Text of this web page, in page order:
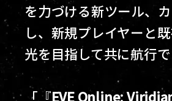
を力づける新ツール、
し、新規プレイヤーと
光を目指して共に航行
「『EVE Online: